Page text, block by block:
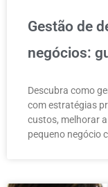
Gestão de
negócios:
Descubra como
com estratégias
custos, melhorar
pequeno negócio